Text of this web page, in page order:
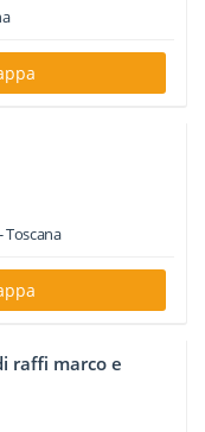
Toscana
raffi marco e